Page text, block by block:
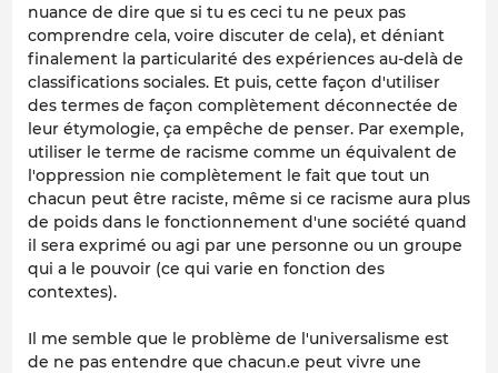
nuance de dire que si tu es ceci tu ne peux pas
comprendre cela, voire discuter de cela), et déniant
finalement la particularité des expériences au-delà de
classifications sociales. Et puis, cette façon d'utiliser
des termes de façon complètement déconnectée de
leur étymologie, ça empêche de penser. Par exemple,
utiliser le terme de racisme comme un équivalent de
l'oppression nie complètement le fait que tout un
chacun peut être raciste, même si ce racisme aura plus
de poids dans le fonctionnement d'une société quand
il sera exprimé ou agi par une personne ou un groupe
qui a le pouvoir (ce qui varie en fonction des
contextes).
Il me semble que le problème de l'universalisme est
de ne pas entendre que chacun.e peut vivre une